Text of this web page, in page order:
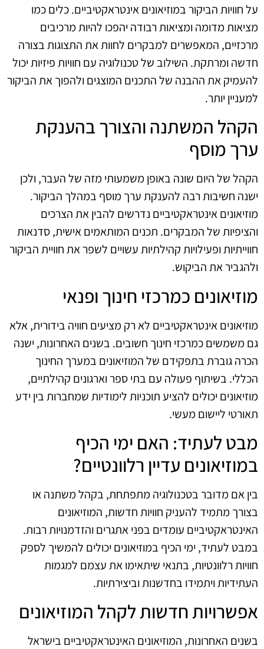
על חוויות הביקור במוזיאונים אינטראקטיביים. כלים כמו
מציאות מדומה ומציאות רבודה יהפכו להיות מרכיבים
מרכזיים, המאפשרים למבקרים לחוות את התצוגות בצורה
חדשה ומרתקת. השילוב של טכנולוגיה עם חוויות פיזיות יכול
להעמיק את ההבנה של התכנים המוצגים ולהפוך את הביקור
למעניין יותר.
הקהל המשתנה והצורך בהענקת
ערך מוסף
הקהל של היום שונה באופן משמעותי מזה של העבר, ולכן
ישנה חשיבות רבה להענקת ערך מוסף במהלך הביקור.
מוזיאונים אינטראקטיביים נדרשים להבין את הצרכים
והציפיות של המבקרים. תכנים המותאמים אישית, סדנאות
חווייתיות ופעילויות קהילתיות עשויים לשפר את חוויית הביקור
ולהגביר את הביקוש.
מוזיאונים כמרכזי חינוך ופנאי
מוזיאונים אינטראקטיביים לא רק מציעים חוויה בידורית, אלא
גם משמשים כמרכזי חינוך חשובים. בשנים האחרונות, ישנה
הכרה גוברת בתפקידם של המוזיאונים במערך החינוך
הכללי. בשיתוף פעולה עם בתי ספר וארגונים קהילתיים,
מוזיאונים יכולים להציע תוכניות לימודיות שמחברות בין ידע
תאורטי ליישום מעשי.
מבט לעתיד: האם ימי הכיף
במוזיאונים עדיין רלוונטיים?
בין אם מדובר בטכנולוגיה מתפתחת, בקהל משתנה או
בצורך מתמיד להעניק חוויות חדשות, המוזיאונים
האינטראקטיביים עומדים בפני אתגרים והזדמנויות רבות.
במבט לעתיד, ימי הכיף במוזיאונים יכולים להמשיך לספק
חוויות רלוונטיות, בתנאי שיתאימו את עצמם למגמות
העתידיות ויתמידו בחדשנות וביצירתיות.
אפשרויות חדשות לקהל המוזיאונים
בשנים האחרונות, המוזיאונים האינטראקטיביים בישראל